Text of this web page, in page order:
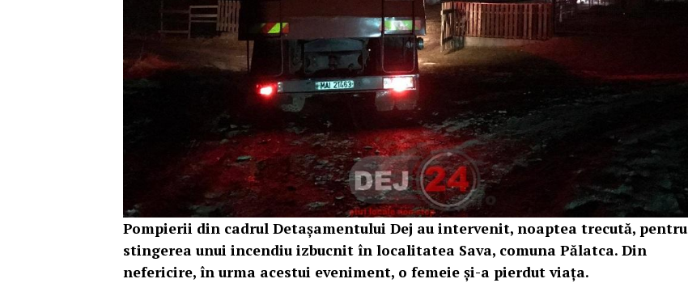
Pompierii din cadrul Detașamentului Dej au intervenit, noaptea trecută, pentru
stingerea unui incendiu izbucnit în localitatea Sava, comuna Pălatca. Din
nefericire, în urma acestui eveniment, o femeie și-a pierdut viața.